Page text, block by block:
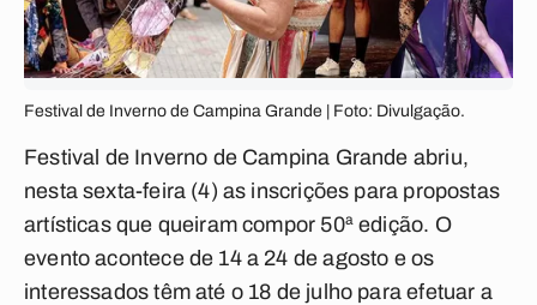
Festival de Inverno de Campina Grande | Foto: Divulgação.
Festival de Inverno de Campina Grande abriu,
nesta sexta-feira (4) as inscrições para propostas
artísticas que queiram compor 50ª edição. O
evento acontece de 14 a 24 de agosto e os
interessados têm até o 18 de julho para efetuar a